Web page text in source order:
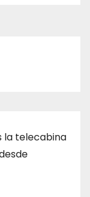
la telecabina